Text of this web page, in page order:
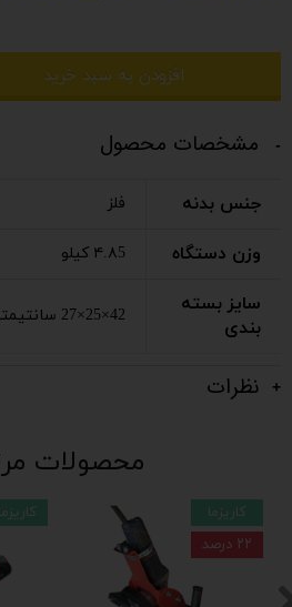
افزودن به سبد خرید
مشخصات محصول
جنس بدنه فلز
وزن دستگاه ۴.۸5 کیلو
سایز بسته
بندی
42×25×27 سانتیمتر
نظرات
کاریزما
کاریزما
۲۲ درصد
محصولات